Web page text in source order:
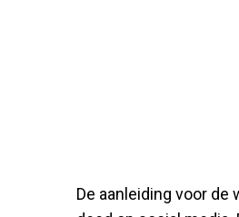
De aanleiding voor de